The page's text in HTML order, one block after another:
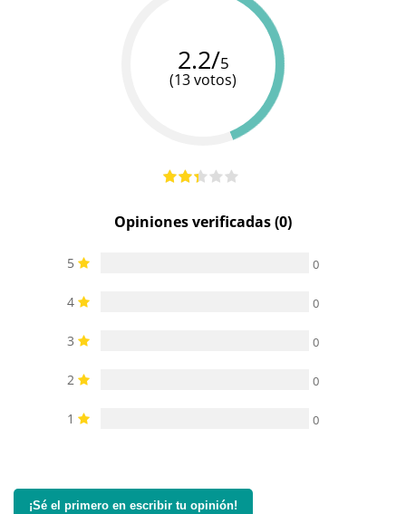
Cargador
2.2/5
(13 votos)
Opiniones verificadas (0)
5 0
4 0
3 0
2 0
1 0
¡Sé el primero en escribir tu opinión!